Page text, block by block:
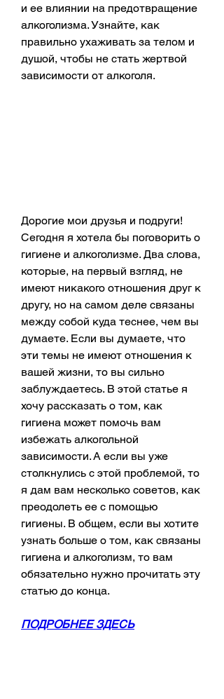
и ее влиянии на предотвращение
алкоголизма. Узнайте, как
правильно ухаживать за телом и
душой, чтобы не стать жертвой
зависимости от алкоголя.
Дорогие мои друзья и подруги!
Сегодня я хотела бы поговорить о
гигиене и алкоголизме. Два слова,
которые, на первый взгляд, не
имеют никакого отношения друг к
другу, но на самом деле связаны
между собой куда теснее, чем вы
думаете. Если вы думаете, что
эти темы не имеют отношения к
вашей жизни, то вы сильно
заблуждаетесь. В этой статье я
хочу рассказать о том, как
гигиена может помочь вам
избежать алкогольной
зависимости. А если вы уже
столкнулись с этой проблемой, то
я дам вам несколько советов, как
преодолеть ее с помощью
гигиены. В общем, если вы хотите
узнать больше о том, как связаны
гигиена и алкоголизм, то вам
обязательно нужно прочитать эту
статью до конца.
ПОДРОБНЕЕ ЗДЕСЬ